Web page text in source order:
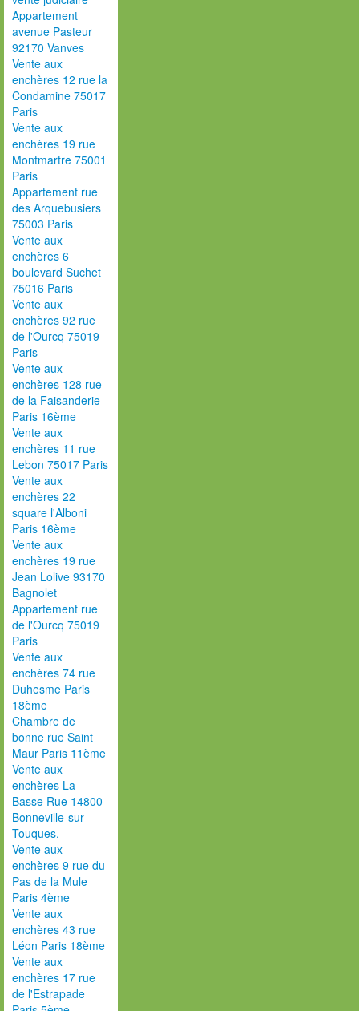
Appartement
avenue Pasteur
92170 Vanves
Vente aux
enchères 12 rue la
Condamine 75017
Paris
Vente aux
enchères 19 rue
Montmartre 75001
Paris
Appartement rue
des Arquebusiers
75003 Paris
Vente aux
enchères 6
boulevard Suchet
75016 Paris
Vente aux
enchères 92 rue
de l'Ourcq 75019
Paris
Vente aux
enchères 128 rue
de la Faisanderie
Paris 16ème
Vente aux
enchères 11 rue
Lebon 75017 Paris
Vente aux
enchères 22
square l'Alboni
Paris 16ème
Vente aux
enchères 19 rue
Jean Lolive 93170
Bagnolet
Appartement rue
de l'Ourcq 75019
Paris
Vente aux
enchères 74 rue
Duhesme Paris
18ème
Chambre de
bonne rue Saint
Maur Paris 11ème
Vente aux
enchères La
Basse Rue 14800
Bonneville-sur-
Touques.
Vente aux
enchères 9 rue du
Pas de la Mule
Paris 4ème
Vente aux
enchères 43 rue
Léon Paris 18ème
Vente aux
enchères 17 rue
de l'Estrapade